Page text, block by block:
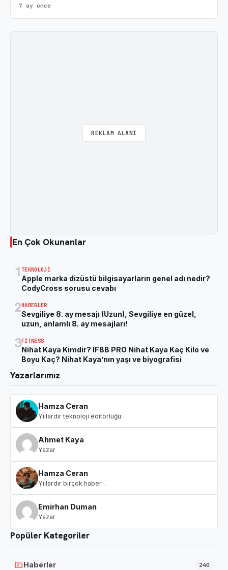
7 ay önce
REKLAM ALANI
En Çok Okunanlar
1 TEKNOLOJI
Apple marka dizüstü bilgisayarların genel adı nedir?
CodyCross sorusu cevabı
2HABERLER
Sevgiliye 8. ay mesajı (Uzun), Sevgiliye en güzel,
uzun, anlamlı 8. ay mesajları!
3FITNESS
Nihat Kaya Kimdir? IFBB PRO Nihat Kaya Kaç Kilo ve
Boyu Kaç? Nihat Kaya’nın yaşı ve biyografisi
Yazarlarımız
Hamza Ceran
Yıllardır teknoloji editörlüğü…
Ahmet Kaya
Yazar
Hamza Ceran
Yıllardır birçok haber…
Emirhan Duman
Yazar
Popüler Kategoriler
Haberler 240